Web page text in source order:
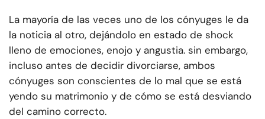
La mayoría de las veces uno de los cónyuges le da
la noticia al otro, dejándolo en estado de shock
lleno de emociones, enojo y angustia. sin embargo,
incluso antes de decidir divorciarse, ambos
cónyuges son conscientes de lo mal que se está
yendo su matrimonio y de cómo se está desviando
del camino correcto.